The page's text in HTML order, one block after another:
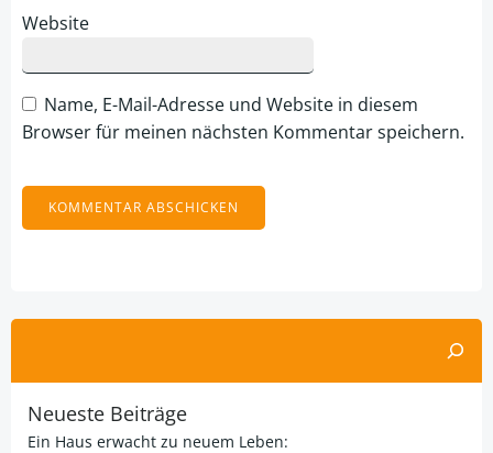
Website
Name, E-Mail-Adresse und Website in diesem
Browser für meinen nächsten Kommentar speichern.
Neueste Beiträge
Ein Haus erwacht zu neuem Leben: